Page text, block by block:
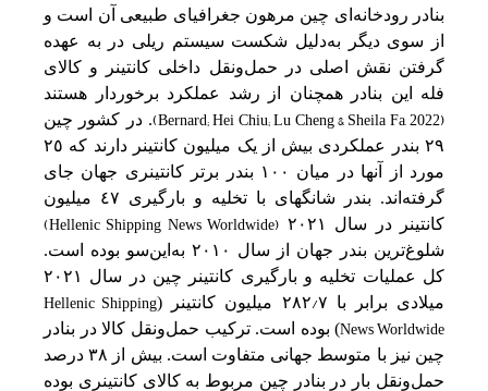
بنادر رودخانه‌ای چین‌ مرهون جغرافیای طبیعی‌ آن است‌ و
از سوی دیگر به‌‌دلیل‌ شکست‌ سیستم‌ ریلی‌ در به‌ عهده
گرفتن‌ نقش‌ اصلی‌ در حمل‌‌ونقل‌ داخلی‌ کانتینر و کالای
فله‌ این‌ بنادر همچنان از رشد عملکرد برخوردار هستند
(Bernard; Hei Chiu; Lu Cheng & Sheila Fa, 2022). در کشور چین‌
٢٩ بندر عملکردی بیش‌ از یک‌ میلیون کانتینر دارند که‌ ٢٥
مورد از آنها در میان ١٠٠ بندر برتر کانتینری جهان جای
گرفته‌اند. بندر شانگهای با تخلیه‌ و بارگیری ٤٧ میلیون
کانتینر در سال ٢٠٢١
(Hellenic Shipping News Worldwide)
شلوغ‌ترین‌ بندر جهان از سال ٢٠١٠ به‌‌این‌‌سو بوده است‌.
کل‌ عملیات تخلیه‌ و بارگیری کانتینر چین‌ در سال ٢٠٢١
میلادی برابر با ٧
/٢٨٢ میلیون کانتینر (
Hellenic Shipping
News Worldwide) بوده است‌. ترکیب‌ حمل‌‌ونقل‌ کالا در بنادر
چین‌ نیز با متوسط‌ جهانی‌ متفاوت است‌. بیش‌ از ٣٨ درصد
حمل‌‌ونقل‌ بار در بنادر چین‌ مربوط به‌ کالای کانتینری بوده